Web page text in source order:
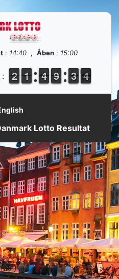
: 14:40 , Åben : 15:00
: 1
1
2
2 1
1
1
1 3
3
4
4 8
8
9
9 2
2
3
3 4
4
3
Lotto Resultat